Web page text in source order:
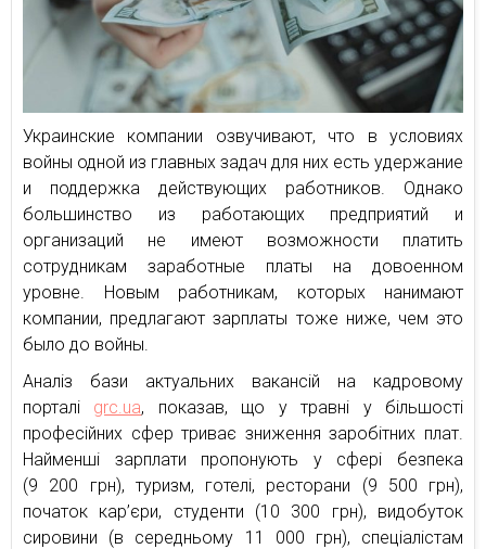
Украинские компании озвучивают, что в условиях
войны одной из главных задач для них есть удержание
и поддержка действующих работников. Однако
большинство из работающих предприятий и
организаций не имеют возможности платить
сотрудникам заработные платы на довоенном
уровне. Новым работникам, которых нанимают
компании, предлагают зарплаты тоже ниже, чем это
было до войны.
Аналіз бази актуальних вакансій на кадровому
порталі grc.ua, показав, що у травні у більшості
професійних сфер триває зниження заробітних плат.
Найменші зарплати пропонують у сфері безпека
(9 200 грн), туризм, готелі, ресторани (9 500 грн),
початок кар’єри, студенти (10 300 грн), видобуток
сировини (в середньому 11 000 грн), спеціалістам